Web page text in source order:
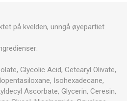
på kvelden, unngå øyepartiet.
Glycolic Acid, Cetearyl Olivate,
Isohexadecane,
Ascorbate, Glycerin, Ceresin,